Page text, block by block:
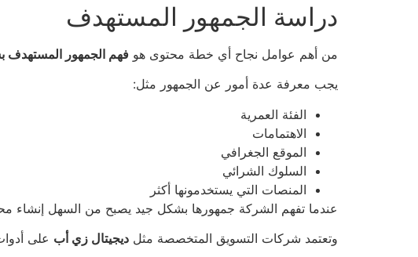
دراسة الجمهور المستهدف
من أهم عوامل نجاح أي خطة محتوى هو فهم الجمهور المستهدف
يجب معرفة عدة أمور عن الجمهور مثل:
الفئة العمرية
الاهتمامات
الموقع الجغرافي
السلوك الشرائي
المنصات التي يستخدمونها أكثر
عندما تفهم الشركة جمهورها بشكل جيد يصبح من السهل إنشاء
وتعتمد شركات التسويق المتخصصة مثل ديجيتال زي أب على